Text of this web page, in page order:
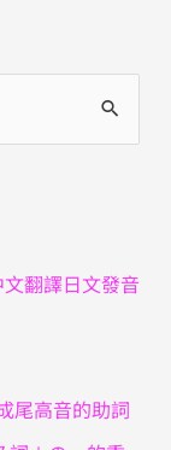
翻譯日文發音
尾高音的助詞